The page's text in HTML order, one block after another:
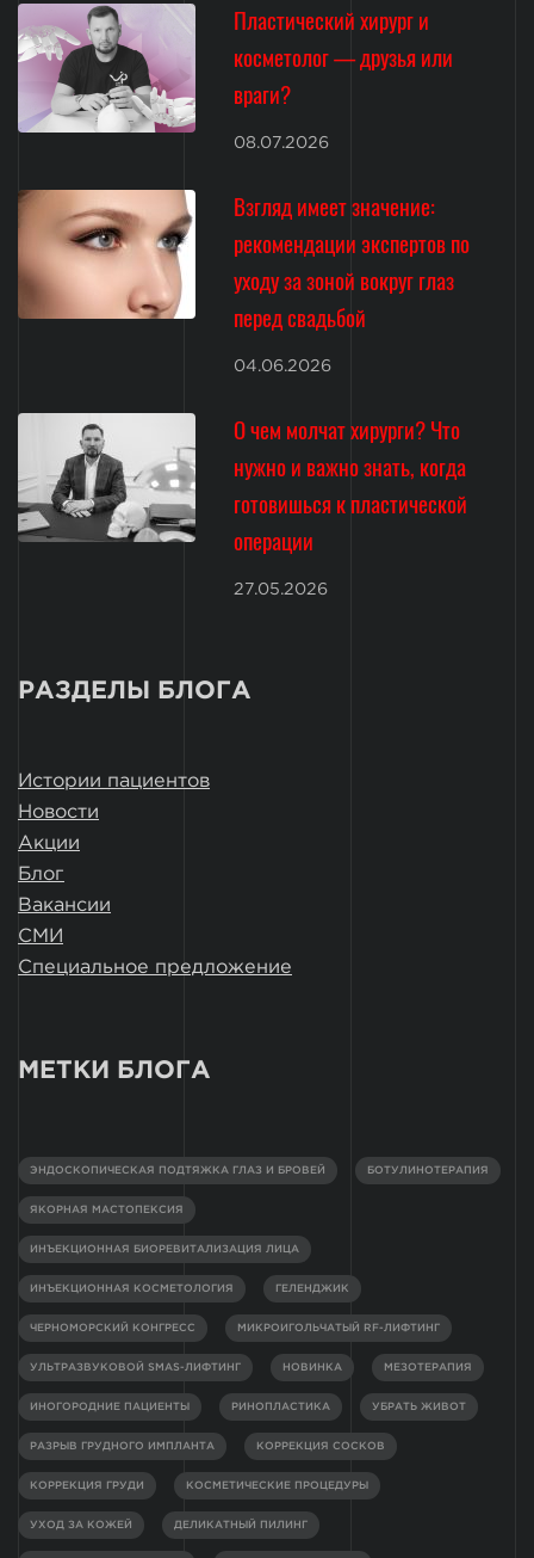
Пластический хирург и
косметолог — друзья или
враги?
08.07.2026
Взгляд имеет значение:
рекомендации экспертов по
уходу за зоной вокруг глаз
перед свадьбой
04.06.2026
О чем молчат хирурги? Что
нужно и важно знать, когда
готовишься к пластической
операции
27.05.2026
РАЗДЕЛЫ БЛОГА
Истории пациентов
Новости
Акции
Блог
Вакансии
СМИ
Специальное предложение
МЕТКИ БЛОГА
ЭНДОСКОПИЧЕСКАЯ ПОДТЯЖКА ГЛАЗ И БРОВЕЙ БОТУЛИНОТЕРАПИЯ
ЯКОРНАЯ МАСТОПЕКСИЯ
ИНЪЕКЦИОННАЯ БИОРЕВИТАЛИЗАЦИЯ ЛИЦА
ИНЪЕКЦИОННАЯ КОСМЕТОЛОГИЯ ГЕЛЕНДЖИК
ЧЕРНОМОРСКИЙ КОНГРЕСС МИКРОИГОЛЬЧАТЫЙ RF-ЛИФТИНГ
УЛЬТРАЗВУКОВОЙ SMAS-ЛИФТИНГ НОВИНКА МЕЗОТЕРАПИЯ
ИНОГОРОДНИЕ ПАЦИЕНТЫ РИНОПЛАСТИКА УБРАТЬ ЖИВОТ
РАЗРЫВ ГРУДНОГО ИМПЛАНТА КОРРЕКЦИЯ СОСКОВ
КОРРЕКЦИЯ ГРУДИ КОСМЕТИЧЕСКИЕ ПРОЦЕДУРЫ
УХОД ЗА КОЖЕЙ ДЕЛИКАТНЫЙ ПИЛИНГ